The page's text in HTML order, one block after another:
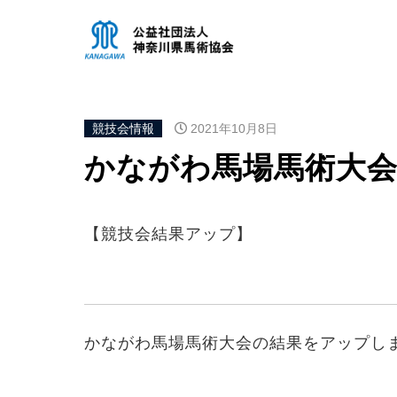
競技会情報 2021年10月8日
かながわ馬場馬術大
【競技会結果アップ】
かながわ馬場馬術大会の結果をアップし